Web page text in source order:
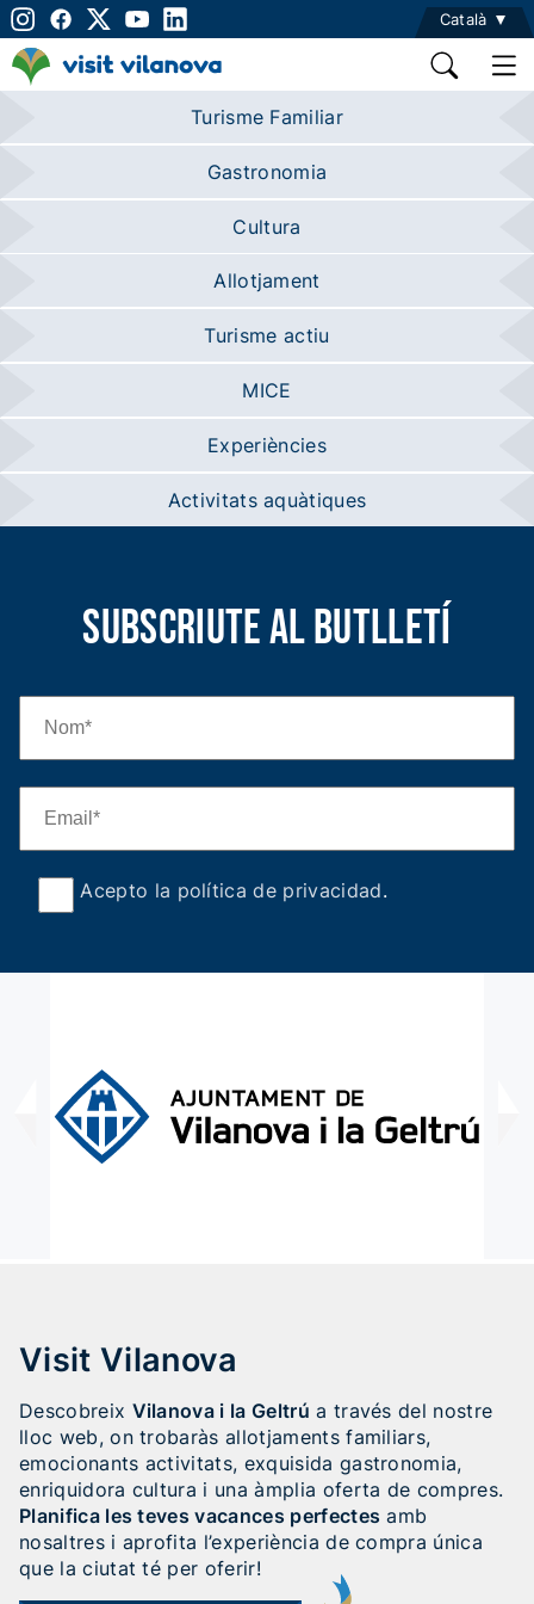
Català
Turisme Familiar
Gastronomia
Cultura
Allotjament
Turisme actiu
MICE
Experiències
Activitats aquàtiques
Subscriute al butlletí
Acepto la política de privacidad.
Visit Vilanova
Descobreix Vilanova i la Geltrú a través del nostre
lloc web, on trobaràs allotjaments familiars,
emocionants activitats, exquisida gastronomia,
enriquidora cultura i una àmplia oferta de compres.
Planifica les teves vacances perfectes amb
nosaltres i aprofita l’experiència de compra única
que la ciutat té per oferir!